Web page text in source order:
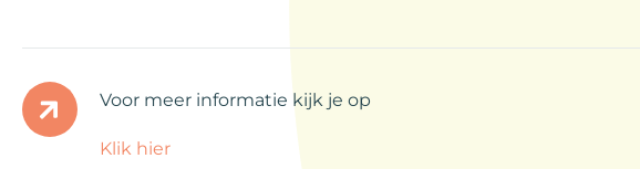
Voor meer informatie kijk je op
Klik hier